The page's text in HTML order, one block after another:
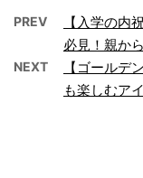
PREV
【入学の内
必見！親か
NEXT
【ゴールデ
も楽しむア